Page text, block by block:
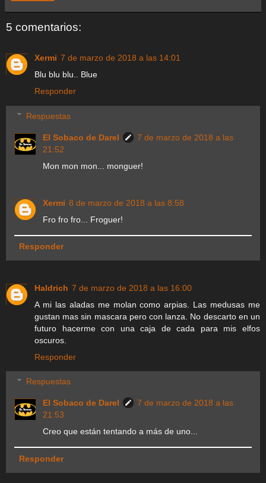
5 comentarios:
Xermi 7 de marzo de 2018 a las 14:01
Blu blu blu.. Blue
Responder
Respuestas
El Sobaco de Darel
7 de marzo de 2018 a las
21:52
Mon mon mon... monguer!
Xermi 8 de marzo de 2018 a las 8:58
Fro fro fro... Froguer!
Responder
Haldrich 7 de marzo de 2018 a las 16:00
A mi las aladas me molan como arpias. Las medusas me
gustan mas sin mascara pero con lanza. No descarto en un
futuro hacerme con una caja de cada para mis elfos
oscuros.
Responder
Respuestas
El Sobaco de Darel
7 de marzo de 2018 a las
21:53
Creo que están tentando a más de uno...
Responder